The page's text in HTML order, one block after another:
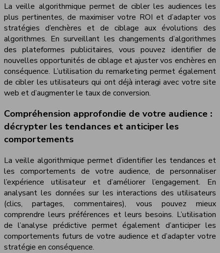
La veille algorithmique permet de cibler les audiences les
plus pertinentes, de maximiser votre ROI et d’adapter vos
stratégies d’enchères et de ciblage aux évolutions des
algorithmes. En surveillant les changements d’algorithmes
des plateformes publicitaires, vous pouvez identifier de
nouvelles opportunités de ciblage et ajuster vos enchères en
conséquence. L’utilisation du remarketing permet également
de cibler les utilisateurs qui ont déjà interagi avec votre site
web et d’augmenter le taux de conversion.
Compréhension approfondie de votre audience :
décrypter les tendances et anticiper les
comportements
La veille algorithmique permet d’identifier les tendances et
les comportements de votre audience, de personnaliser
l’expérience utilisateur et d’améliorer l’engagement. En
analysant les données sur les interactions des utilisateurs
(clics, partages, commentaires), vous pouvez mieux
comprendre leurs préférences et leurs besoins. L’utilisation
de l’analyse prédictive permet également d’anticiper les
comportements futurs de votre audience et d’adapter votre
stratégie en conséquence.